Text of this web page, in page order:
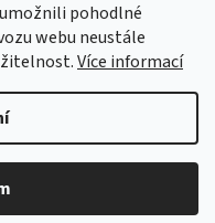
pohodlné
webu neustále
Více informací
práva vyhrazena.